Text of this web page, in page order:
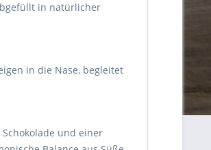
in natürlicher
in die Nase, begleitet
und einer